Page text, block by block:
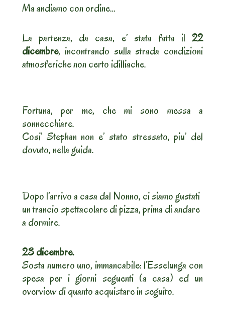
Ma andiamo con ordine…
La partenza, da casa, e’ stata fatta il 22
dicembre, incontrando sulla strada condizioni
atmosferiche non certo idilliache.
Fortuna, per me, che mi sono messa a
sonnecchiare.
Cosi’ Stephan non e’ stato stressato, piu’ del
dovuto, nella guida.
Dopo l’arrivo a casa dal Nonno, ci siamo gustati
un trancio spettacolare di pizza, prima di andare
a dormire.
23 dicembre.
Sosta numero uno, immancabile: l’Esselunga con
spesa per i giorni seguenti (a casa) ed un
overview di quanto acquistare in seguito.